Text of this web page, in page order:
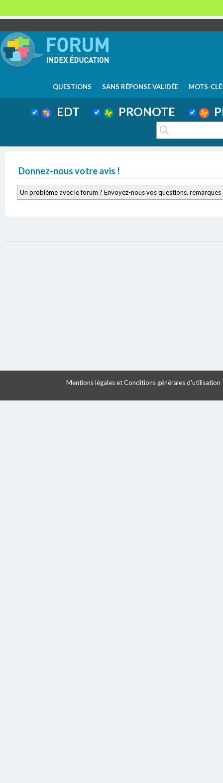
QUESTIONS SANS RÉPONSE VALIDÉE MOTS-
EDT PRONOTE
Donnez-nous votre avis !
Un problème avec le forum ? Envoyez-nous vos questions,
Mentions légales et Conditions générales d'utilisation